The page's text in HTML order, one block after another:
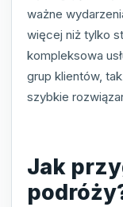
ważne
więcej niż tylko
kompleksowa
grup klientów,
szybkie
Jak